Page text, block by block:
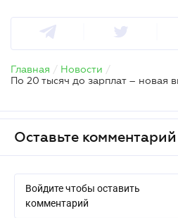
Главная / Новости /
Оставьте комментарий
Войдите чтобы оставить
комментарий